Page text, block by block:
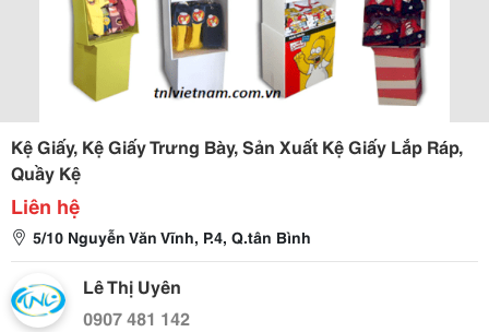
Kệ Giấy, Kệ Giấy Trưng Bày, Sản Xuất Kệ Giấy Lắp Ráp,
Quầy Kệ
Liên hệ
5/10 Nguyễn Văn Vĩnh, P.4, Q.tân Bình
Lê Thị Uyên
0907 481 142